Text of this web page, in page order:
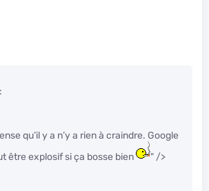
qu’il y a n’y a rien à craindre. Google
être explosif si ça bosse bien
" />